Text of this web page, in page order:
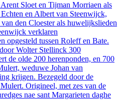
Sloet en Tijman Morriaen als
en Albert van Steenwijck,
den Cloester als huwelijkslieden
verklaren
opgesteld tussen Roleff en Bate.
Wolter Stellinck 300
de olde 200 herenponden, en 700
weduwe Johan van
krijgen. Bezegeld door de
Origineel, met zes van de
nae sant Margarieten daghe